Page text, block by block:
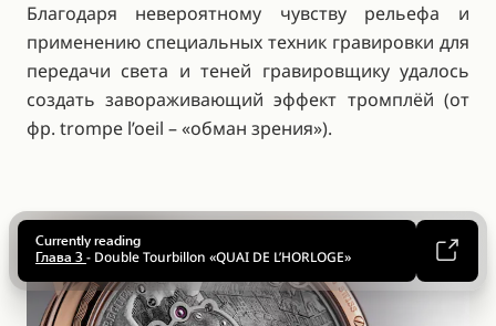
Up:
вырезан вручную на специальном станке.
признаком тончайшей ручной отделки являются
острые внутренние углы, кромки которых
обрабатываются вручную с помощью целого набора
гладилом. Каждая из букв «B», в форме к
Благодаря невероятному чувству рельефа и
применению специальных техник гравировки для
передачи света и теней гравировщику удалось
создать завораживающий эффект тромплёй (от
фр. trompe l’oeil – «обман зрения»).
Установка сапфирового диска минутной шкалы.
Up:
типа «glass box».
Currently reading
Глава 3
- Double Tourbillon «QUAI DE L’HORLOGE»